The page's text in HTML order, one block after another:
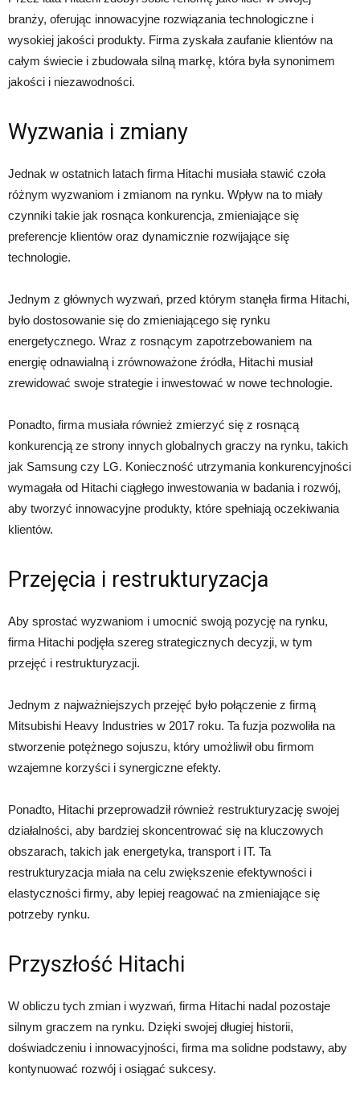
branży, oferując innowacyjne rozwiązania technologiczne i
wysokiej jakości produkty. Firma zyskała zaufanie klientów na
całym świecie i zbudowała silną markę, która była synonimem
jakości i niezawodności.
Wyzwania i zmiany
Jednak w ostatnich latach firma Hitachi musiała stawić czoła
różnym wyzwaniom i zmianom na rynku. Wpływ na to miały
czynniki takie jak rosnąca konkurencja, zmieniające się
preferencje klientów oraz dynamicznie rozwijające się
technologie.
Jednym z głównych wyzwań, przed którym stanęła firma Hitachi,
było dostosowanie się do zmieniającego się rynku
energetycznego. Wraz z rosnącym zapotrzebowaniem na
energię odnawialną i zrównoważone źródła, Hitachi musiał
zrewidować swoje strategie i inwestować w nowe technologie.
Ponadto, firma musiała również zmierzyć się z rosnącą
konkurencją ze strony innych globalnych graczy na rynku, takich
jak Samsung czy LG. Konieczność utrzymania konkurencyjności
wymagała od Hitachi ciągłego inwestowania w badania i rozwój,
aby tworzyć innowacyjne produkty, które spełniają oczekiwania
klientów.
Przejęcia i restrukturyzacja
Aby sprostać wyzwaniom i umocnić swoją pozycję na rynku,
firma Hitachi podjęła szereg strategicznych decyzji, w tym
przejęć i restrukturyzacji.
Jednym z najważniejszych przejęć było połączenie z firmą
Mitsubishi Heavy Industries w 2017 roku. Ta fuzja pozwoliła na
stworzenie potężnego sojuszu, który umożliwił obu firmom
wzajemne korzyści i synergiczne efekty.
Ponadto, Hitachi przeprowadził również restrukturyzację swojej
działalności, aby bardziej skoncentrować się na kluczowych
obszarach, takich jak energetyka, transport i IT. Ta
restrukturyzacja miała na celu zwiększenie efektywności i
elastyczności firmy, aby lepiej reagować na zmieniające się
potrzeby rynku.
Przyszłość Hitachi
W obliczu tych zmian i wyzwań, firma Hitachi nadal pozostaje
silnym graczem na rynku. Dzięki swojej długiej historii,
doświadczeniu i innowacyjności, firma ma solidne podstawy, aby
kontynuować rozwój i osiągać sukcesy.